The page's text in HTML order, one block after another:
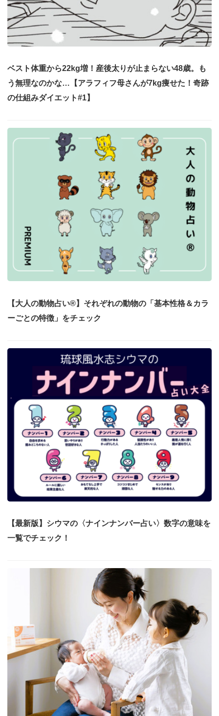
ベスト体重から22kg増！産後太りが止まらない48歳。も
う無理なのかな…【アラフィフ母さんが7kg痩せた！奇跡
の仕組みダイエット#1】
【大人の動物占い®】それぞれの動物の「基本性格＆カラ
ーごとの特徴」をチェック
【最新版】シウマの〈ナインナンバー占い〉数字の意味を
一覧でチェック！